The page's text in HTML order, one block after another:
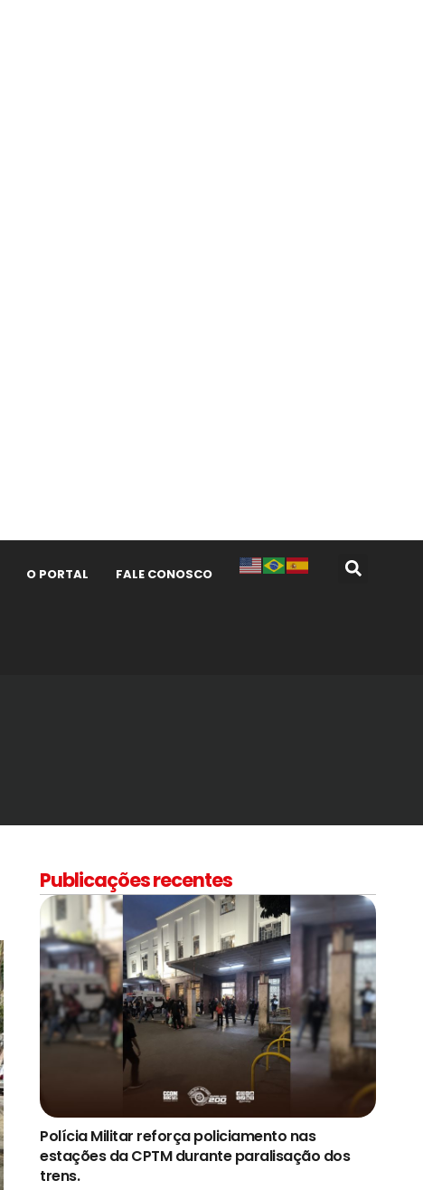
O PORTAL FALE CONOSCO
Publicações recentes
Polícia Militar reforça policiamento nas
estações da CPTM durante paralisação dos
trens.